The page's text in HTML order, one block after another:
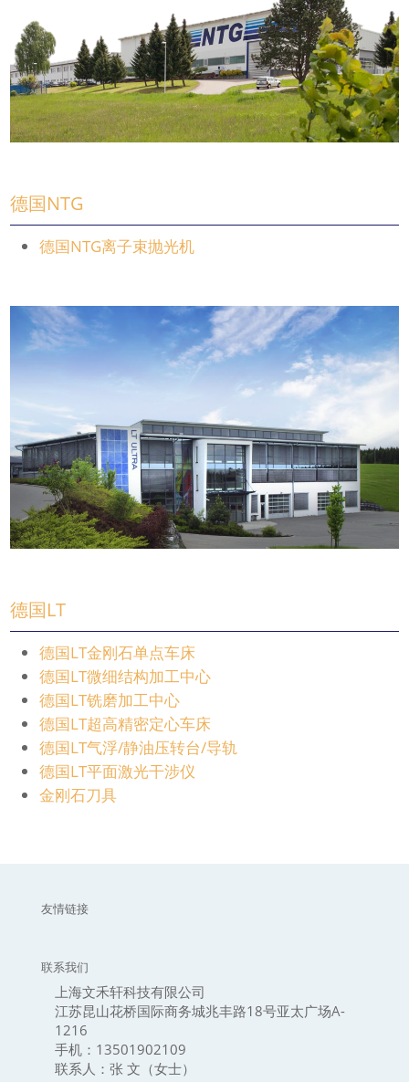
德国NTG
德国NTG离子束抛光机
德国LT
德国LT金刚石单点车床
德国LT微细结构加工中心
德国LT铣磨加工中心
德国LT超高精密定心车床
德国LT气浮/静油压转台/导轨
德国LT平面激光干涉仪
金刚石刀具
友情链接
联系我们
上海文禾轩科技有限公司
江苏昆山花桥国际商务城兆丰路18号亚太广场A-
1216
手机：13501902109
联系人：张 文（女士）